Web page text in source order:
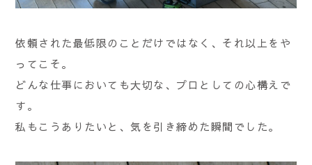
依頼された最低限のことだけではなく、それ以上をや
ってこそ。
どんな仕事においても大切な、プロとしての心構えで
す。
私もこうありたいと、気を引き締めた瞬間でした。